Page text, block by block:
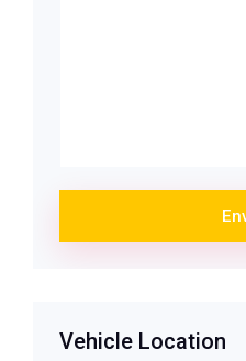
Vehicle Location